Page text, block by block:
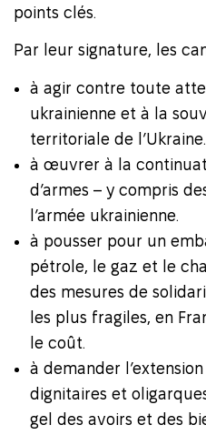
points clés.
Par leur signature, les
à agir contre toute
ukrainienne et à la
territoriale de l’Ukraine.
à œuvrer à la
d’armes – y compris
l’armée ukrainienne.
à pousser pour un
pétrole, le gaz et le
des mesures de
les plus fragiles, en
le coût.
à demander
dignitaires et
gel des avoirs et des